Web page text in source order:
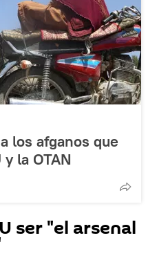
los afganos que
la OTAN
ser "el arsenal